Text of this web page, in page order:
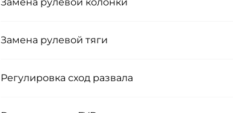
Замена рулевой тяги
Регулировка сход развала